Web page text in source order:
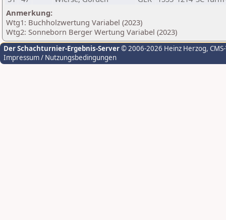
Anmerkung:
Wtg1: Buchholzwertung Variabel (2023)
Wtg2: Sonneborn Berger Wertung Variabel (2023)
Der Schachturnier-Ergebnis-Server© 2006-2026 Heinz Herzog,
Impressum / Nutzungsbedingungen